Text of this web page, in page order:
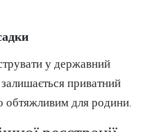
у державний
приватний
обтяжливим для родини.